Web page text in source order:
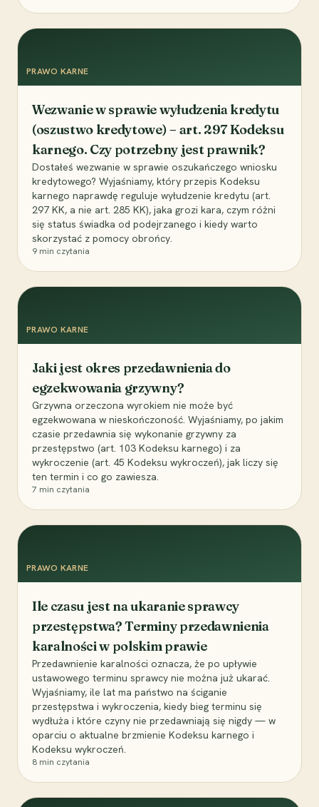
PRAWO KARNE
Wezwanie w sprawie wyłudzenia kredytu
(oszustwo kredytowe) – art. 297 Kodeksu
karnego. Czy potrzebny jest prawnik?
Dostałeś wezwanie w sprawie oszukańczego wniosku
kredytowego? Wyjaśniamy, który przepis Kodeksu
karnego naprawdę reguluje wyłudzenie kredytu (art.
297 KK, a nie art. 285 KK), jaka grozi kara, czym różni
się status świadka od podejrzanego i kiedy warto
skorzystać z pomocy obrońcy.
9 min czytania
PRAWO KARNE
Jaki jest okres przedawnienia do
egzekwowania grzywny?
Grzywna orzeczona wyrokiem nie może być
egzekwowana w nieskończoność. Wyjaśniamy, po jakim
czasie przedawnia się wykonanie grzywny za
przestępstwo (art. 103 Kodeksu karnego) i za
wykroczenie (art. 45 Kodeksu wykroczeń), jak liczy się
ten termin i co go zawiesza.
7 min czytania
PRAWO KARNE
Ile czasu jest na ukaranie sprawcy
przestępstwa? Terminy przedawnienia
karalności w polskim prawie
Przedawnienie karalności oznacza, że po upływie
ustawowego terminu sprawcy nie można już ukarać.
Wyjaśniamy, ile lat ma państwo na ściganie
przestępstwa i wykroczenia, kiedy bieg terminu się
wydłuża i które czyny nie przedawniają się nigdy — w
oparciu o aktualne brzmienie Kodeksu karnego i
Kodeksu wykroczeń.
8 min czytania